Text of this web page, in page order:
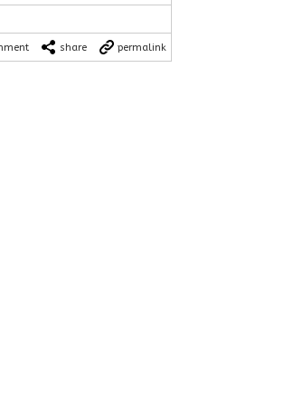
share permalink